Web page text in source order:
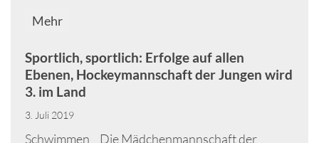
Mehr
Sportlich, sportlich: Erfolge auf allen
Ebenen, Hockeymannschaft der Jungen wird
3. im Land
3. Juli 2019
Schwimmen Die Mädchenmannschaft der